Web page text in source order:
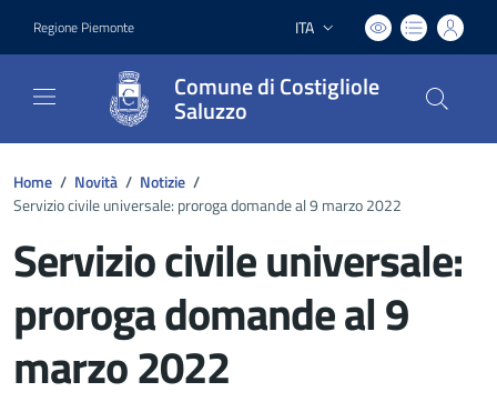
Regione Piemonte Lingua attiva:
ITA
Comune di Costigliole
Saluzzo
Home / Novità / Notizie /
Servizio civile universale: proroga domande al 9 marzo 2022
Servizio civile universale:
proroga domande al 9
marzo 2022